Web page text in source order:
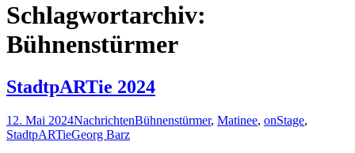
Schlagwortarchiv:
Bühnenstürmer
StadtpARTie 2024
12. Mai 2024NachrichtenBühnenstürmer, Matinee, onStage,
StadtpARTieGeorg Barz